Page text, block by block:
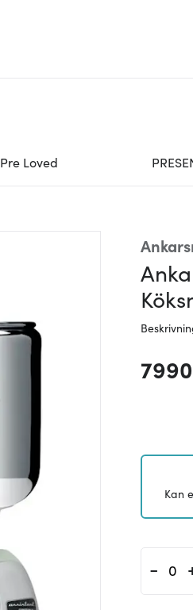
Pre Loved
Kan
-